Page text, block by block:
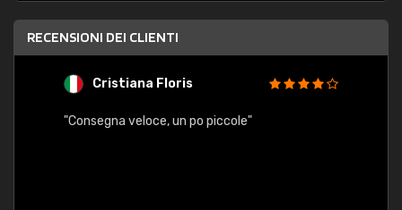
RECENSIONI DEI CLIENTI
Cristiana Floris
"Consegna veloce, un po piccole"